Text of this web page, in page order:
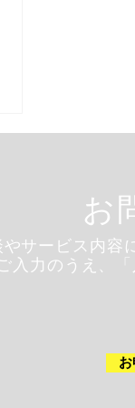
お
やサービス内容
入力のうえ、